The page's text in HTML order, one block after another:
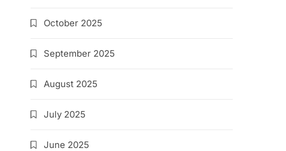
October 2025
September 2025
August 2025
July 2025
June 2025